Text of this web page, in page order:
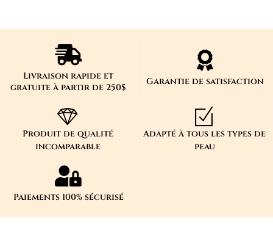
Livraison rapide et
gratuite à partir de 250$
Garantie de satisfaction
Produit de qualité
incomparable
Adapté à tous les types de
peau
Paiements 100% sécurisé